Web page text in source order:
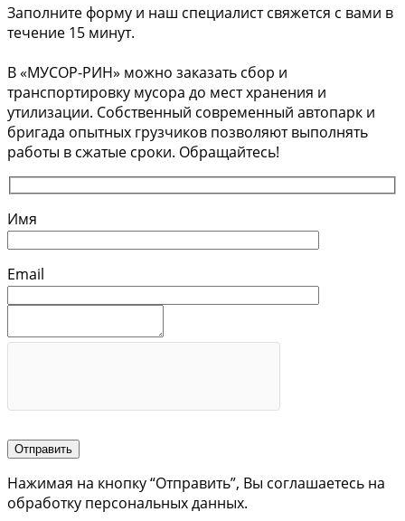
Заполните форму и наш специалист свяжется с вами в
течение 15 минут.
В «МУСОР-РИН» можно заказать сбор и
транспортировку мусора до мест хранения и
утилизации. Собственный современный автопарк и
бригада опытных грузчиков позволяют выполнять
работы в сжатые сроки. Обращайтесь!
Имя
Email
Отправить
Нажимая на кнопку “Отправить”, Вы соглашаетесь на
обработку персональных данных.